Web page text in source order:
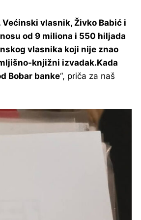
vlasnik, Živko Babić i
od 9 miliona i 550 hiljada
vlasnika koji nije znao
knjižni izvadak.Kada
Bobar banke“, priča za naš